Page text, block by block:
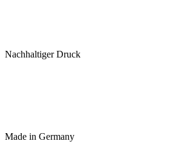
Nachhaltiger Druck
Made in Germany